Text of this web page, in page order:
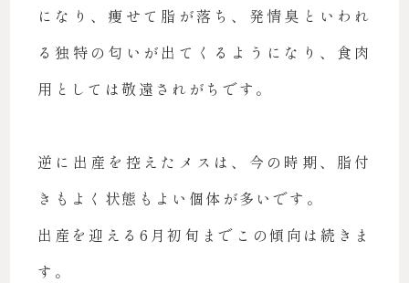
になり、痩せて脂が落ち、発情臭といわれ
る独特の匂いが出てくるようになり、食肉
用としては敬遠されがちです。
逆に出産を控えたメスは、今の時期、脂付
きもよく状態もよい個体が多いです。
出産を迎える6月初旬までこの傾向は続きま
す。